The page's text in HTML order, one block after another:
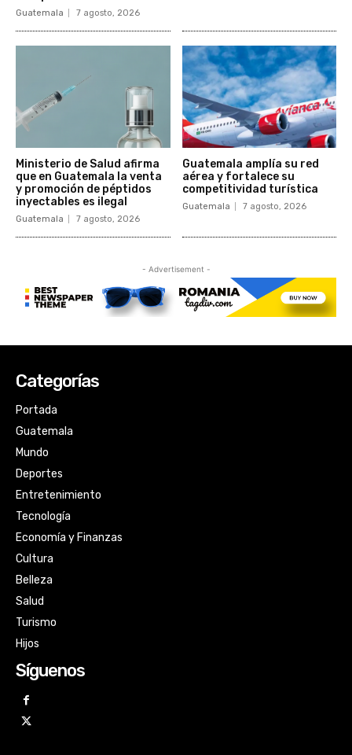
Categorías
Portada
Guatemala
Mundo
Deportes
Entretenimiento
Tecnología
Economía y Finanzas
Cultura
Belleza
Salud
Turismo
Hijos
Síguenos